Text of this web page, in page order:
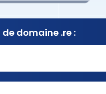
de domaine .re :